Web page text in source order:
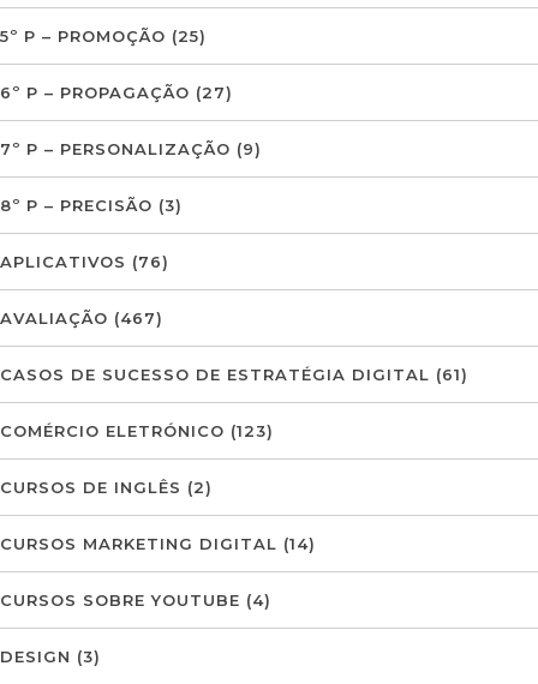
5º P – PROMOÇÃO (25)
6º P – PROPAGAÇÃO (27)
7º P – PERSONALIZAÇÃO (9)
8º P – PRECISÃO (3)
APLICATIVOS (76)
AVALIAÇÃO (467)
CASOS DE SUCESSO DE ESTRATÉGIA DIGITAL (61)
COMÉRCIO ELETRÓNICO (123)
CURSOS DE INGLÊS (2)
CURSOS MARKETING DIGITAL (14)
CURSOS SOBRE YOUTUBE (4)
DESIGN (3)